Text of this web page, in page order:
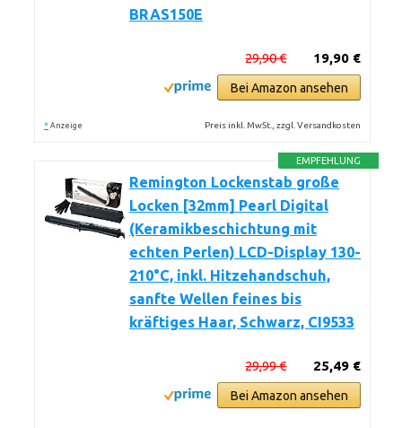
BRAS150E
19,90 €
29,90 €
Bei Amazon ansehen
* Anzeige Preis inkl. MwSt., zzgl. Versandkosten
EMPFEHLUNG
Remington Lockenstab große
Locken [32mm] Pearl Digital
(Keramikbeschichtung mit
echten Perlen) LCD-Display 130-
210°C, inkl. Hitzehandschuh,
sanfte Wellen feines bis
kräftiges Haar, Schwarz, CI9533
25,49 €
29,99 €
Bei Amazon ansehen